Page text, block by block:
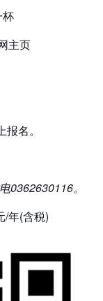
杯
主页
名。
0362630116。
年(含税)